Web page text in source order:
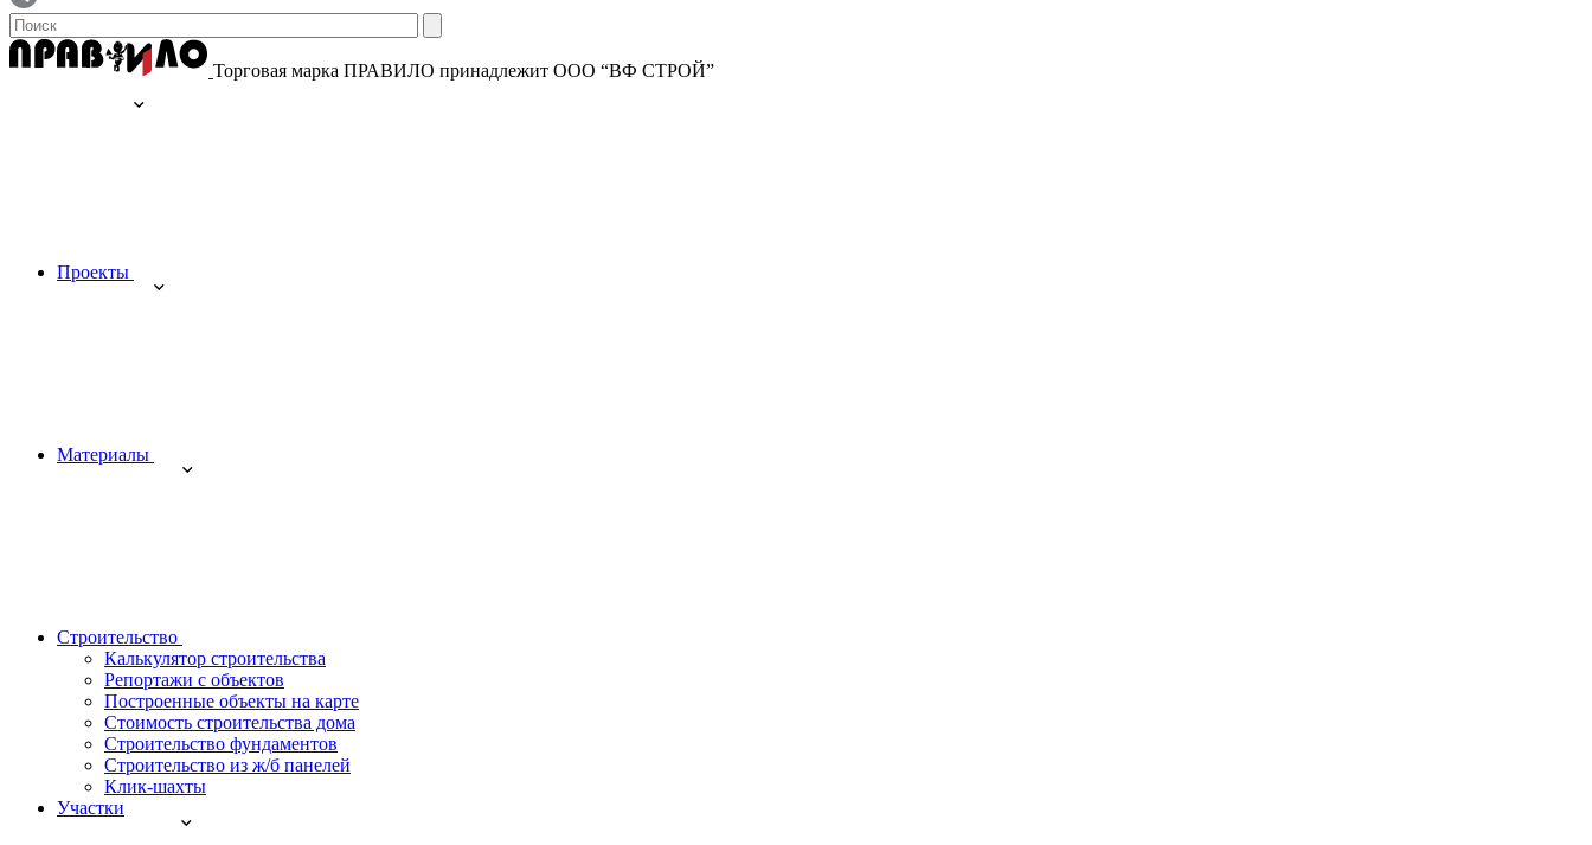
Торговая марка ПРАВИЛО принадлежит ООО “ВФ СТРОЙ”
Проекты
Материалы
Строительство
Калькулятор строительства
Репортажи с объектов
Построенные объекты на карте
Стоимость строительства дома
Строительство фундаментов
Строительство из ж/б панелей
Клик-шахты
Участки